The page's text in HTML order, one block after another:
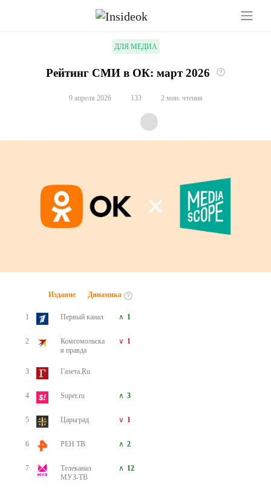
ДЛЯ МЕДИА
Рейтинг СМИ в ОК: март 2026
9 апреля 2026 133 2 мин. чтения
Издание Динамика
1 Первый канал 1
2
Комсомольска
я правда
1
3 Газета.Ru
4 Super.ru 3
5 Царьград 1
6 РЕН ТВ 2
7
Телеканал
МУЗ-ТВ
12